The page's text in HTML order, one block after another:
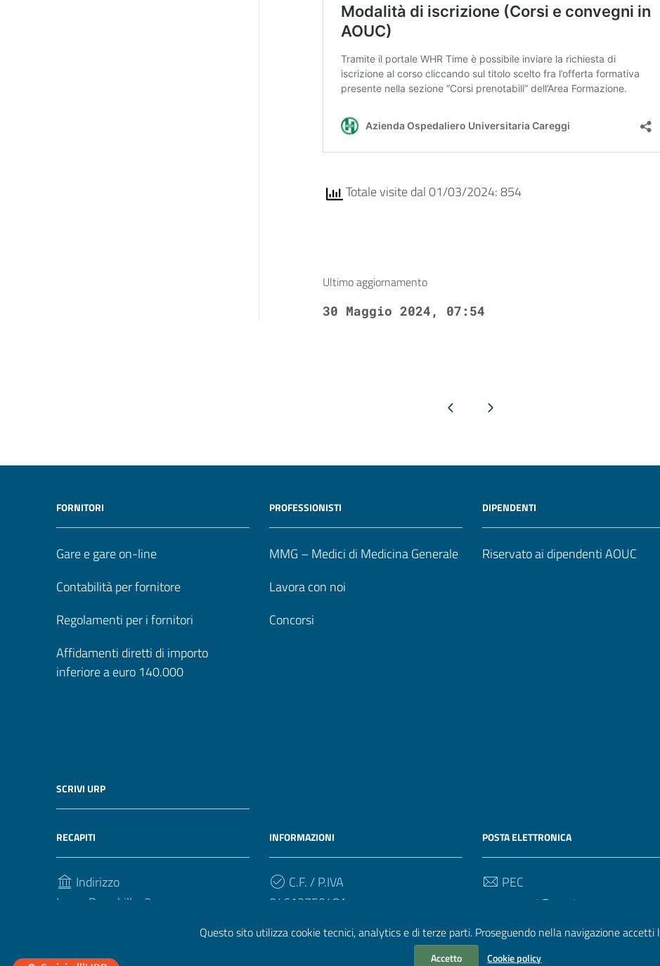
Questo sito utilizza cookie tecnici, analytics e di terze parti. Proseguendo nella navigazione accetti
Accetto Cookie policy
Totale visite dal 01/03/2024: 854
Ultimo aggiornamento
30 Maggio 2024, 07:54
Pagina precedentePagina successiva
FORNITORI
Gare e gare on-line
Contabilità per fornitore
Regolamenti per i fornitori
Affidamenti diretti di importo
inferiore a euro 140.000
PROFESSIONISTI
MMG – Medici di Medicina Generale
Lavora con noi
Concorsi
DIPENDENTI
Riservato ai dipendenti AOUC
SCRIVI URP
RECAPITI
Indirizzo
Largo Brambilla, 3
INFORMAZIONI
C.F. / P.IVA
04612750481
POSTA ELETTRONICA
PEC
aoucareggi@pec.it
Email
aouc@aou-careggi.toscana.it